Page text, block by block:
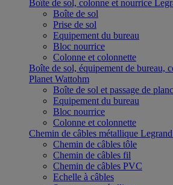
Boîte de sol, colonne et nourrice
Boîte de sol
Prise de sol
Equipement du bureau
Bloc nourrice
Colonne et colonnette
Boîte de sol, équipement de bureau,
Planet Wattohm
Boîte de sol et passage de
Equipement du bureau
Bloc nourrice
Colonne et colonnette
Chemin de câbles métallique
Chemin de câbles tôle
Chemin de câbles fil
Chemin de câbles PVC
Echelle à câbles